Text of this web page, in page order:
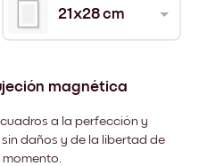
21x28 cm
magnética
a la perfección y
daños y de la libertad de